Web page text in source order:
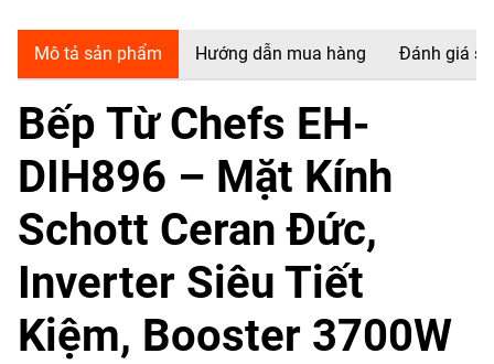
Mô tả sản phẩm Hướng dẫn mua hàng Đánh giá
Bếp Từ Chefs EH-
DIH896 – Mặt Kính
Schott Ceran Đức,
Inverter Siêu Tiết
Kiệm, Booster 3700W